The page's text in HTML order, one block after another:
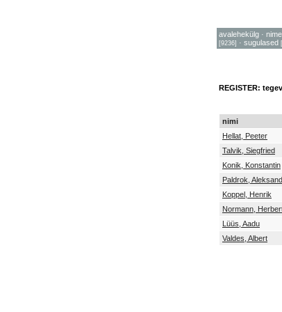
avalehekülg ·
[9236] · sugulased
REGISTER:
nimi
Hellat, Peeter
Talvik, Siegfried
Konik, Konstantin
Paldrok,
Koppel, Henrik
Normann,
Lüüs, Aadu
Valdes, Albert